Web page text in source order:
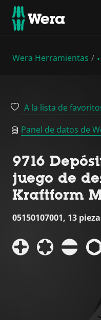
Wera Herramientas
A la lista de
Panel de datos de
9716
juego de
Kraftform
05150107001, 13